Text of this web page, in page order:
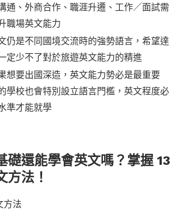
通、外商合作、職涯升遷、工作／面試需
職場英文能力
仍是不同國境交流時的強勢語言，希望達
定少不了對於旅遊英文能力的精進
想要出國深造，英文能力勢必是最重要
學校也會特別設立語言門檻，英文程度必
準才能就學
礎還能學會英文嗎？掌握 13
方法！